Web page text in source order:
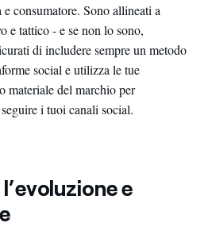
consumatore. Sono allineati a
e tattico - e se non lo sono,
di includere sempre un metodo
social e utilizza le tue
materiale del marchio per
i tuoi canali social.
e